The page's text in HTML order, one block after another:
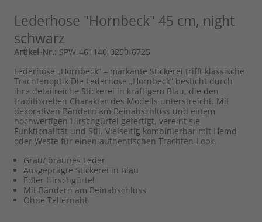
Lederhose "Hornbeck" 45 cm, night
schwarz
Artikel-Nr.: SPW-461140-0250-6725
Lederhose „Hornbeck“ – markante Stickerei trifft klassische
Trachtenoptik Die Lederhose „Hornbeck“ besticht durch
ihre detailreiche Stickerei in kräftigem Blau, die den
traditionellen Charakter des Modells unterstreicht. Mit
dekorativen Bändern am Beinabschluss und einem
hochwertigen Hirschgürtel gefertigt, vereint sie
Funktionalität und Stil. Vielseitig kombinierbar mit Hemd
oder Weste für einen authentischen Trachten-Look.
Grau/ braunes Leder
Ausgeprägte Stickerei in Blau
Edler Hirschgürtel
Mit Bändern am Beinabschluss
Ohne Tellernaht